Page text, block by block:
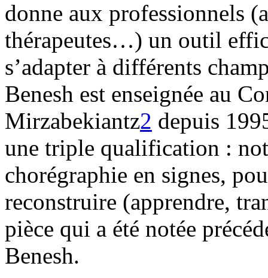
donne aux professionnels
thérapeutes…) un outil
s’adapter à différents
Benesh est enseignée au
Mirzabekiantz2 depuis
une triple qualification :
chorégraphie en signes,
reconstruire (apprendre,
pièce qui a été notée
Benesh.